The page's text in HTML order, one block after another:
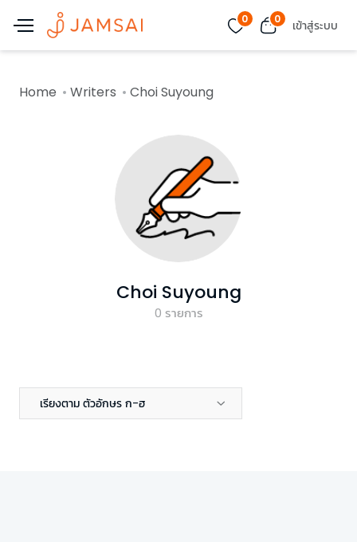
0 0 เข้าสู่ระบบ
Home Writers Choi Suyoung
Choi Suyoung
0 รายการ
เรียงตาม ตัวอักษร ก-ฮ